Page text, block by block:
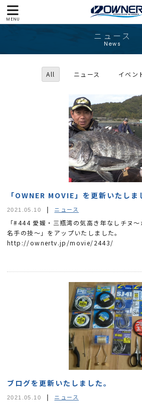
MENU
ニュース
News
All ニュース イベン
「OWNER MOVIE」を更新いたしま
2021.05.10 ニュース
「#444 愛媛・三瓶湾の気高き年なしチヌ
名手の技～」をアップいたしました。
http://ownertv.jp/movie/2443/
ブログを更新いたしました。
2021.05.10 ニュース